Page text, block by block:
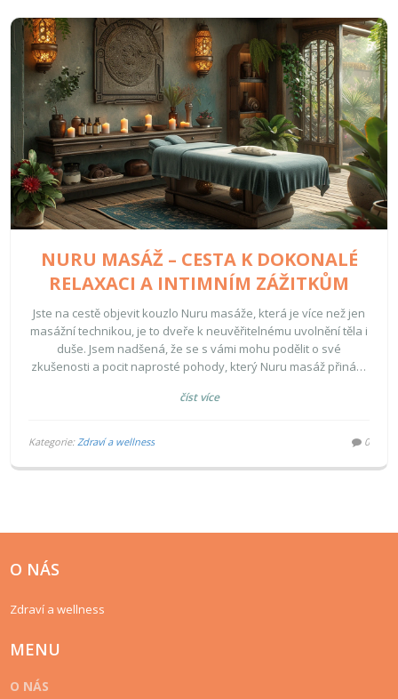
NURU MASÁŽ – CESTA K DOKONALÉ
RELAXACI A INTIMNÍM ZÁŽITKŮM
Jste na cestě objevit kouzlo Nuru masáže, která je více než jen
masážní technikou, je to dveře k neuvěřitelnému uvolnění těla i
duše. Jsem nadšená, že se s vámi mohu podělit o své
zkušenosti a pocit naprosté pohody, který Nuru masáž přináší.
světy smyslnosti a kontaktu s vlastním tělem. Přejete si ponořit
mnou na cestu, kde se naučíte, jak vypustit napětí a získat
číst více
Kategorie:Zdraví a wellness 0
O NÁS
Zdraví a wellness
MENU
O NÁS